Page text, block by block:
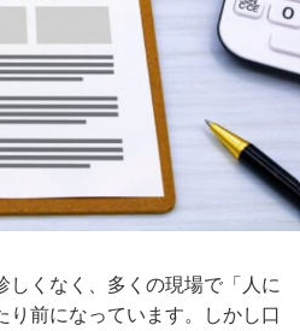
しくなく、多くの現場で「人に
り前になっています。しかし口